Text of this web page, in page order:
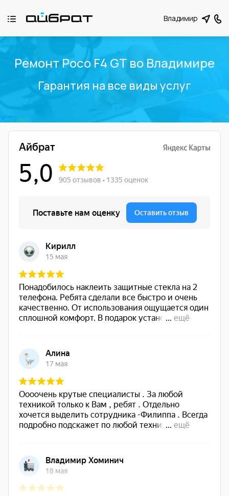
Владимир
Ремонт Poco F4 GT во Владимире
Гарантия на все виды услуг